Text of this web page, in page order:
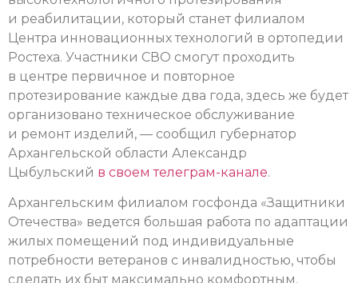
и реабилитации, который станет филиалом
Центра инновационных технологий в ортопедии
Ростеха. Участники СВО смогут проходить
в центре первичное и повторное
протезирование каждые два года, здесь же будет
организовано техническое обслуживание
и ремонт изделий, — сообщил губернатор
Архангельской области Александр
Цыбульский в своем телеграм-канале.
Архангельским филиалом госфонда «Защитники
Отечества» ведется большая работа по адаптации
жилых помещений под индивидуальные
потребности ветеранов с инвалидностью, чтобы
сделать их быт максимально комфортным.